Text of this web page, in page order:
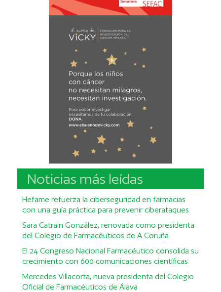
Noticias más leídas
Hefame refuerza la ciberseguridad en farmacias
con una guía práctica para prevenir ciberataques
Sara Catrain González, renovada como presidenta
del Colegio de Farmacéuticos de A Coruña
El 24 Congreso Nacional Farmacéutico consolida su
crecimiento con 600 comunicaciones científicas
Mercedes Villacorta, nueva presidenta del Colegio
Oficial de Farmacéuticos de Álava